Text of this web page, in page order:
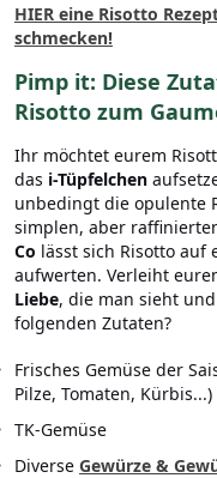
HIER eine Risotto
schmecken!
Pimp it: Diese
Risotto zum
Ihr möchtet eurem
das i-Tüpfelchen
unbedingt die opulente
simplen, aber
Co lässt sich Risotto auf
aufwerten. Verleiht
Liebe, die man sieht
folgenden Zutaten?
Frisches Gemüse der
Pilze, Tomaten, Kürbis...)
TK-Gemüse
Diverse Gewürze &